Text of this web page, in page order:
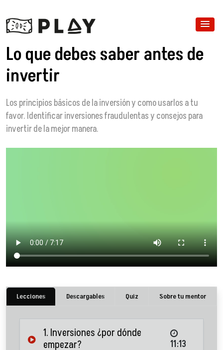
Lo que debes saber antes de
invertir
Los principios básicos de la inversión y como usarlos a tu
favor. Identificar inversiones fraudulentas y consejos para
invertir de la mejor manera.
Lecciones Descargables Quiz Sobre tu mentor
1. Inversiones ¿por dónde
empezar?
11:13